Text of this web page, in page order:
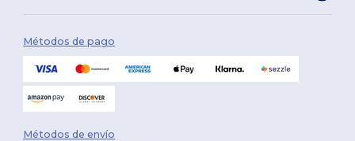
Métodos de pago
Métodos de envío